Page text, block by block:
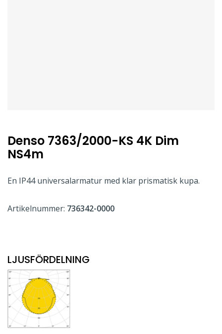
Denso 7363/2000-KS 4K Dim
NS4m
En IP44 universalarmatur med klar prismatisk kupa.
Artikelnummer: 736342-0000
LJUSFÖRDELNING